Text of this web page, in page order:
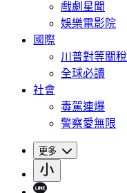
戲劇星聞
娛樂電影院
國際
川普對等關稅
全球必讀
社會
毒駕連爆
警察愛無限
更多